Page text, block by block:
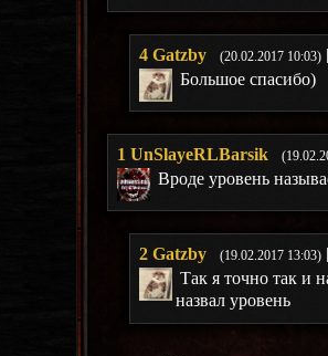
4 Gatzby (20.02.2017 10:03)
Большое спасибо)
1 UnSlayeRLBarsik
Вроде уровень
2 Gatzby (19.02.2017 13:03)
Так я точно так и
назвал уровень